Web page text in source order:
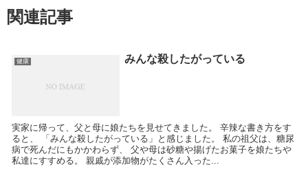
関連記事
健康 みんな殺したがっている
実家に帰って、父と母に娘たちを見せてきました。 辛辣な書き方をす
ると、 「みんな殺したがっている」と感じました。 私の祖父は、糖尿
病で死んだにもかかわらず、 父や母は砂糖や揚げたお菓子を娘たちや
私達にすすめる。 親戚が添加物がたくさん入った...